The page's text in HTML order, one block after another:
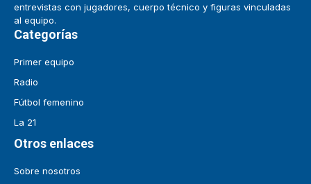
entrevistas con jugadores, cuerpo técnico y figuras vinculadas
al equipo.
Categorías
Primer equipo
Radio
Fútbol femenino
La 21
Otros enlaces
Sobre nosotros